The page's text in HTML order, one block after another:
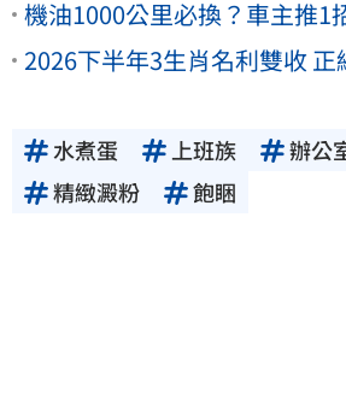
機油1000公里必換？車主推1
2026下半年3生肖名利雙收 正
水煮蛋 上班族 辦公
精緻澱粉
飽睏